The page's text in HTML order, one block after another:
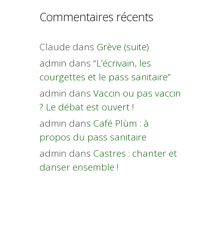
Commentaires récents
Claude dans Grève (suite)
admin dans “L’écrivain, les
courgettes et le pass sanitaire”
admin dans Vaccin ou pas vaccin
? Le débat est ouvert !
admin dans Café Plùm : à
propos du pass sanitaire
admin dans Castres : chanter et
danser ensemble !